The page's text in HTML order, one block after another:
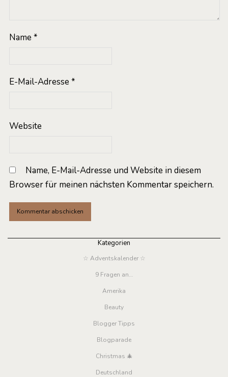
Name*
E-Mail-Adresse*
Website
Name, E-Mail-Adresse und Website in diesem
Browser für meinen nächsten Kommentar speichern.
Kategorien
☆ Adventskalender ☆
9 Fragen an…
Amerika
Beauty
Blogger Tipps
Blogparade
Christmas 🎄
Deutschland